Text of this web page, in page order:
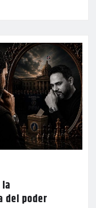
del poder